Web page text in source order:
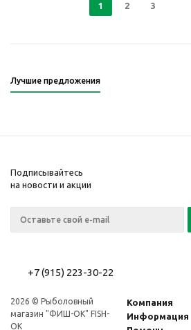
1 2 3
Лучшие предложения
Подписывайтесь
на новости и акции
+7 (915) 223-30-22
2026 © Рыболовный
магазин "ФИШ-OK" FISH-
OK
Компания
Информация